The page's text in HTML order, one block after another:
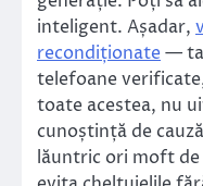
inteligent. Așadar,
recondiționate —
telefoane
toate acestea, nu
cunoștință de
lăuntric ori moft